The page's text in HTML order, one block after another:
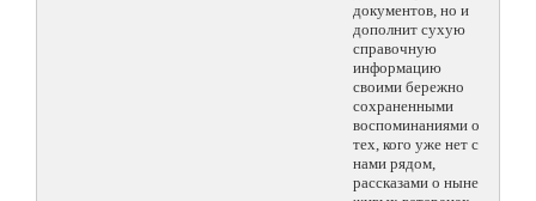
документов, но и
дополнит сухую
справочную
информацию
своими бережно
сохраненными
воспоминаниями о
тех, кого уже нет с
нами рядом,
рассказами о ныне